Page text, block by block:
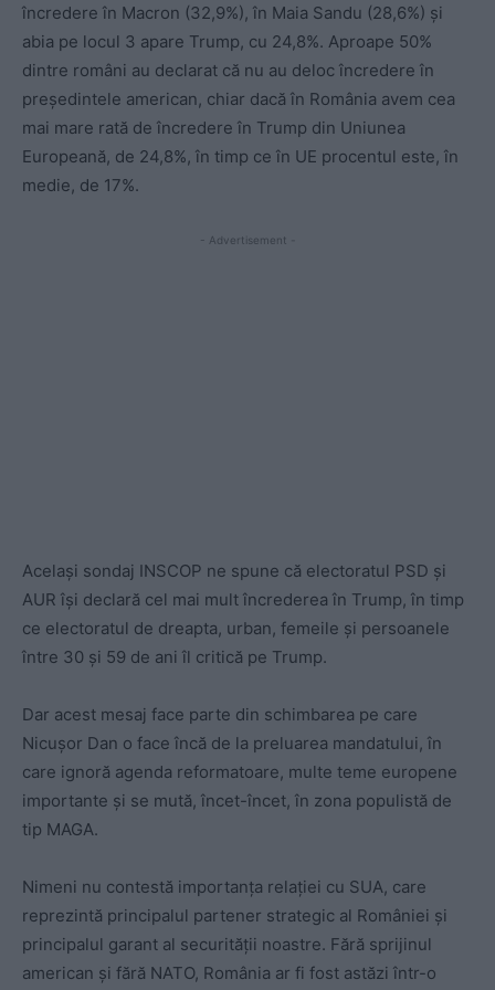
încredere în Macron (32,9%), în Maia Sandu (28,6%) și
abia pe locul 3 apare Trump, cu 24,8%. Aproape 50%
dintre români au declarat că nu au deloc încredere în
președintele american, chiar dacă în România avem cea
mai mare rată de încredere în Trump din Uniunea
Europeană, de 24,8%, în timp ce în UE procentul este, în
medie, de 17%.
- Advertisement -
Același sondaj INSCOP ne spune că electoratul PSD și
AUR își declară cel mai mult încrederea în Trump, în timp
ce electoratul de dreapta, urban, femeile și persoanele
între 30 și 59 de ani îl critică pe Trump.
Dar acest mesaj face parte din schimbarea pe care
Nicușor Dan o face încă de la preluarea mandatului, în
care ignoră agenda reformatoare, multe teme europene
importante și se mută, încet-încet, în zona populistă de
tip MAGA.
Nimeni nu contestă importanța relației cu SUA, care
reprezintă principalul partener strategic al României și
principalul garant al securității noastre. Fără sprijinul
american și fără NATO, România ar fi fost astăzi într-o